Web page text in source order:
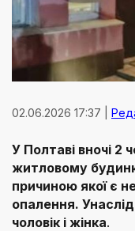
02.06.2026 17:37 |
У Полтаві вночі 2
житловому
причиною якої є
опалення.
чоловік і жінка.